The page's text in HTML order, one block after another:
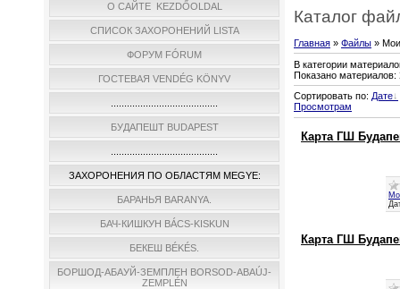
О САЙТЕ KEZDŐOLDAL
СПИСОК ЗАХОРОНЕНИЙ LISTA
ФОРУМ FÓRUM
ГОСТЕВАЯ VENDÉG KÖNYV
БУДАПЕШТ BUDAPEST
ЗАХОРОНЕНИЯ ПО ОБЛАСТЯМ MEGYE:
БАРАНЬЯ BARANYA.
БАЧ-КИШКУН BÁCS-KISKUN
БЕКЕШ BÉKÉS.
БОРШОД-АБАУЙ-ЗЕМПЛЕН BORSOD-ABAÚJ-
ZEMPLÉN
Каталог
Главная » Файлы »
В категории
Показано материалов:
Сортировать по: Дате
Просмотрам
Карта ГШ
Карта ГШ